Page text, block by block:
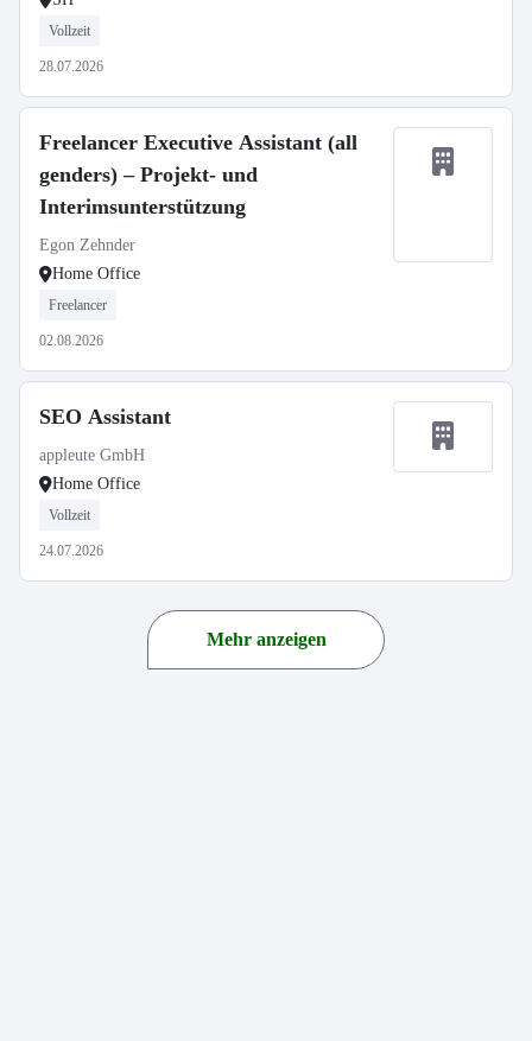
Vollzeit
28.07.2026
Freelancer Executive Assistant (all
genders) – Projekt- und
Interimsunterstützung
Egon Zehnder
Home Office
Freelancer
02.08.2026
SEO Assistant
appleute GmbH
Home Office
Vollzeit
24.07.2026
Mehr anzeigen